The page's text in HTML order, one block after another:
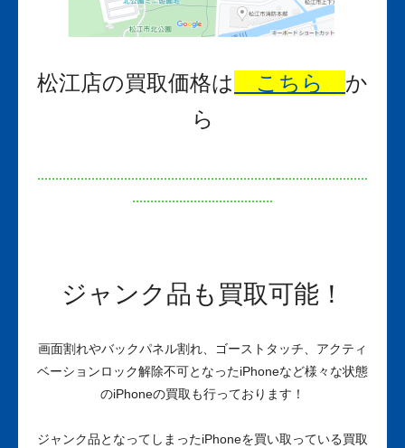
松江店の買取価格は こちら か
ら
ジャンク品も買取可能！
画面割れやバックパネル割れ、ゴーストタッチ、アクティ
ベーションロック解除不可となったiPhoneなど様々な状態
のiPhoneの買取も行っております！
ジャンク品となってしまったiPhoneを買い取っている買取